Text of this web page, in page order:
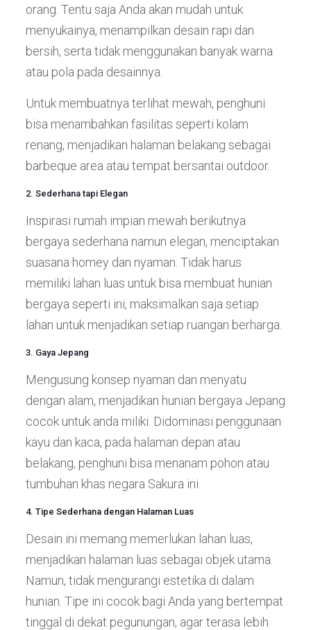
orang. Tentu saja Anda akan mudah untuk
menyukainya, menampilkan desain rapi dan
bersih, serta tidak menggunakan banyak warna
atau pola pada desainnya.
Untuk membuatnya terlihat mewah, penghuni
bisa menambahkan fasilitas seperti kolam
renang, menjadikan halaman belakang sebagai
barbeque area atau tempat bersantai outdoor.
2. Sederhana tapi Elegan
Inspirasi rumah impian mewah berikutnya
bergaya sederhana namun elegan, menciptakan
suasana homey dan nyaman. Tidak harus
memiliki lahan luas untuk bisa membuat hunian
bergaya seperti ini, maksimalkan saja setiap
lahan untuk menjadikan setiap ruangan berharga.
3. Gaya Jepang
Mengusung konsep nyaman dan menyatu
dengan alam, menjadikan hunian bergaya Jepang
cocok untuk anda miliki. Didominasi penggunaan
kayu dan kaca, pada halaman depan atau
belakang, penghuni bisa menanam pohon atau
tumbuhan khas negara Sakura ini.
4. Tipe Sederhana dengan Halaman Luas
Desain ini memang memerlukan lahan luas,
menjadikan halaman luas sebagai objek utama.
Namun, tidak mengurangi estetika di dalam
hunian. Tipe ini cocok bagi Anda yang bertempat
tinggal di dekat pegunungan, agar terasa lebih